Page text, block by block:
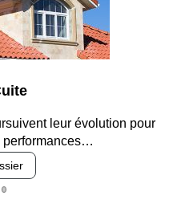
leur évolution pour